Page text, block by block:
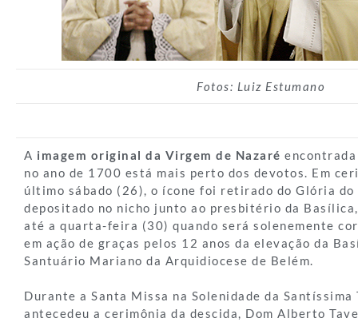
Fotos: Luiz Estumano
A imagem original da Virgem de Nazaré
no ano de 1700 está mais perto dos devotos. Em
último sábado (26), o ícone foi retirado do Glória
depositado no nicho junto ao presbitério da
até a quarta-feira (30) quando será solenemente
em ação de graças pelos 12 anos da elevação da
Santuário Mariano da Arquidiocese de Belém.
Durante a Santa Missa na Solenidade da Santíssima
antecedeu a cerimônia da descida, Dom Alberto